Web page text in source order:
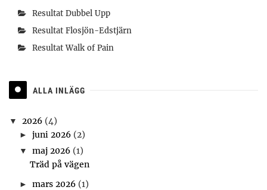
Resultat Dubbel Upp
Resultat Flosjön-Edstjärn
Resultat Walk of Pain
ALLA INLÄGG
▼ 2026 (4)
► juni 2026 (2)
▼ maj 2026 (1)
Träd på vägen
► mars 2026 (1)